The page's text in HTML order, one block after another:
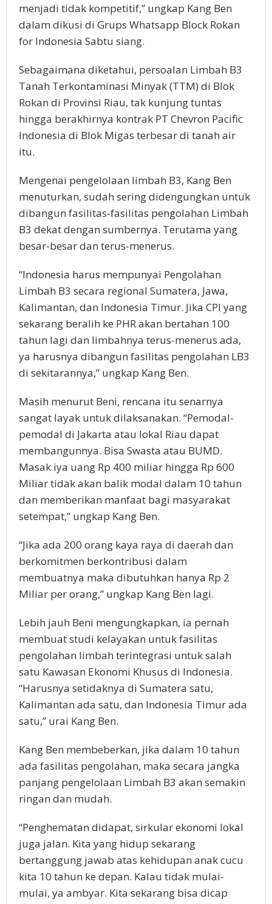
menjadi tidak kompetitif,” ungkap Kang Ben
dalam dikusi di Grups Whatsapp Block Rokan
for Indonesia Sabtu siang.
Sebagaimana diketahui, persoalan Limbah B3
Tanah Terkontaminasi Minyak (TTM) di Blok
Rokan di Provinsi Riau, tak kunjung tuntas
hingga berakhirnya kontrak PT Chevron Pacific
Indonesia di Blok Migas terbesar di tanah air
itu.
Mengenai pengelolaan limbah B3, Kang Ben
menuturkan, sudah sering didengungkan untuk
dibangun fasilitas-fasilitas pengolahan Limbah
B3 dekat dengan sumbernya. Terutama yang
besar-besar dan terus-menerus.
“Indonesia harus mempunyai Pengolahan
Limbah B3 secara regional Sumatera, Jawa,
Kalimantan, dan Indonesia Timur. Jika CPI yang
sekarang beralih ke PHR akan bertahan 100
tahun lagi dan limbahnya terus-menerus ada,
ya harusnya dibangun fasilitas pengolahan LB3
di sekitarannya,” ungkap Kang Ben.
Masih menurut Beni, rencana itu senarnya
sangat layak untuk dilaksanakan. “Pemodal-
pemodal di Jakarta atau lokal Riau dapat
membangunnya. Bisa Swasta atau BUMD.
Masak iya uang Rp 400 miliar hingga Rp 600
Miliar tidak akan balik modal dalam 10 tahun
dan memberikan manfaat bagi masyarakat
setempat,” ungkap Kang Ben.
“Jika ada 200 orang kaya raya di daerah dan
berkomitmen berkontribusi dalam
membuatnya maka dibutuhkan hanya Rp 2
Miliar per orang,” ungkap Kang Ben lagi.
Lebih jauh Beni mengungkapkan, ia pernah
membuat studi kelayakan untuk fasilitas
pengolahan limbah terintegrasi untuk salah
satu Kawasan Ekonomi Khusus di Indonesia.
“Harusnya setidaknya di Sumatera satu,
Kalimantan ada satu, dan Indonesia Timur ada
satu,” urai Kang Ben.
Kang Ben membeberkan, jika dalam 10 tahun
ada fasilitas pengolahan, maka secara jangka
panjang pengelolaan Limbah B3 akan semakin
ringan dan mudah.
“Penghematan didapat, sirkular ekonomi lokal
juga jalan. Kita yang hidup sekarang
bertanggung jawab atas kehidupan anak cucu
kita 10 tahun ke depan. Kalau tidak mulai-
mulai, ya ambyar. Kita sekarang bisa dicap